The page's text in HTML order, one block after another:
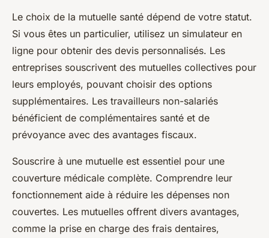
Le choix de la mutuelle santé dépend de votre statut.
Si vous êtes un particulier, utilisez un simulateur en
ligne pour obtenir des devis personnalisés. Les
entreprises souscrivent des mutuelles collectives pour
leurs employés, pouvant choisir des options
supplémentaires. Les travailleurs non-salariés
bénéficient de complémentaires santé et de
prévoyance avec des avantages fiscaux.
Souscrire à une mutuelle est essentiel pour une
couverture médicale complète. Comprendre leur
fonctionnement aide à réduire les dépenses non
couvertes. Les mutuelles offrent divers avantages,
comme la prise en charge des frais dentaires,